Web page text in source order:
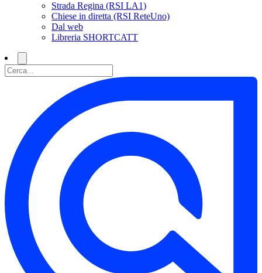
Strada Regina (RSI LA1)
Chiese in diretta (RSI ReteUno)
Dal web
Libreria SHORTCATT